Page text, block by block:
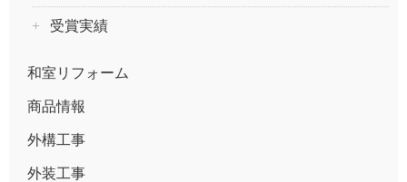
受賞実績
和室リフォーム
商品情報
外構工事
外装工事